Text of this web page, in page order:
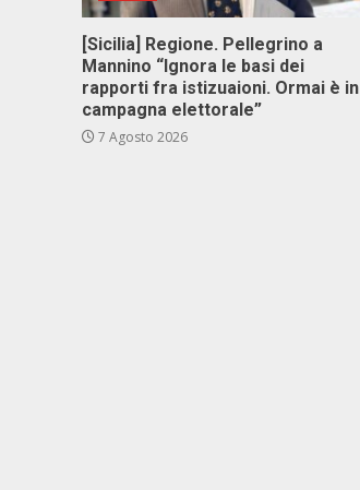
[Sicilia] Regione. Pellegrino a
Mannino “Ignora le basi dei
rapporti fra istizuaioni. Ormai è in
campagna elettorale”
7 Agosto 2026